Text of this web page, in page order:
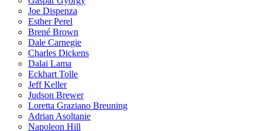
Joe Dispenza
Esther Perel
Brené Brown
Dale Carnegie
Charles Dickens
Dalai Lama
Eckhart Tolle
Jeff Keller
Judson Brewer
Loretta Graziano Breuning
Adrian Asoltanie
Napoleon Hill